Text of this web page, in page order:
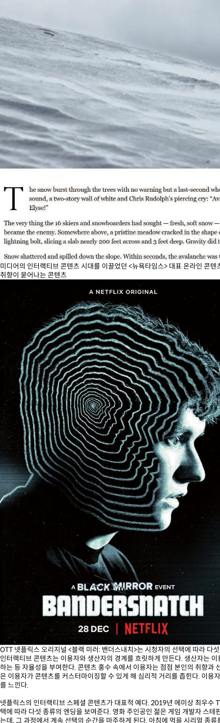
미디어의 인터랙티브 콘텐츠 시대를 이끌었던 <뉴욕타임스> 대표 온라인 콘텐
취향이 묻어나는 콘텐츠
OTT 넷플릭스 오리지널 <블랙 미러: 밴더스내치>는 시청자의 선택에 따라 다
인터랙티브 콘텐츠는 이용자와 생산자의 경계를 흐릿하게 만든다. 생산자는
하는 등 자율성을 부여한다. 콘텐츠 홍수 속에서 이용자는 점점 본인의 취향과
은 이용자가 콘텐츠를 커스터마이징할 수 있게 해 심리적 거리를 좁힌다. 이
를 느낀다.
넷플릭스의 인터랙티브 스페셜 콘텐츠가 대표적 예다. 2019년 에미상 최우수
택에 따라 다섯 종류의 엔딩을 보여준다. 영화 주인공인 젊은 게임 개발자 스
는데, 그 과정에서 계속 선택의 순간을 마주하게 된다. 아침에 먹을 시리얼 종